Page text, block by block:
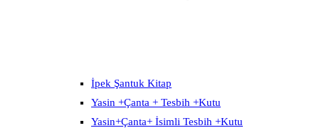
İpek Şantuk Kitap
Yasin +Çanta + Tesbih +Kutu
Yasin+Çanta+ İsimli Tesbih +Kutu